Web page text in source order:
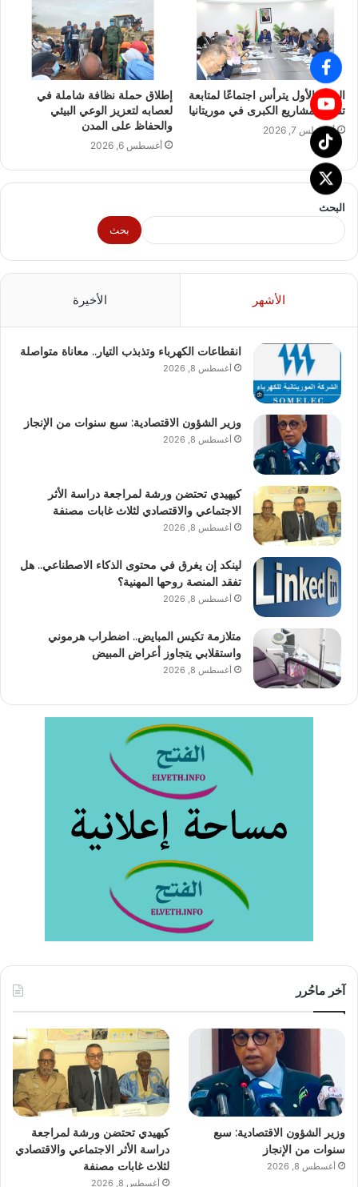
الوزير الأول يترأس اجتماعًا لمتابعة
تنفيذ المشاريع الكبرى في موريتانيا
أغسطس 7, 2026
إطلاق حملة نظافة شاملة في
لعصابه لتعزيز الوعي البيئي
والحفاظ على المدن
أغسطس 6, 2026
البحث
بحث
الأشهر الأخيرة
انقطاعات الكهرباء وتذبذب التيار.. معاناة متواصلة
أغسطس 8, 2026
وزير الشؤون الاقتصادية: سبع سنوات من الإنجاز
أغسطس 8, 2026
كيهيدي تحتضن ورشة لمراجعة دراسة الأثر
الاجتماعي والاقتصادي لثلاث غابات مصنفة
أغسطس 8, 2026
لينكد إن يغرق في محتوى الذكاء الاصطناعي.. هل
تفقد المنصة روحها المهنية؟
أغسطس 8, 2026
متلازمة تكيس المبايض.. اضطراب هرموني
واستقلابي يتجاوز أعراض المبيض
أغسطس 8, 2026
آخر ماحُرر
وزير الشؤون الاقتصادية: سبع
سنوات من الإنجاز
أغسطس 8, 2026
كيهيدي تحتضن ورشة لمراجعة
دراسة الأثر الاجتماعي والاقتصادي
لثلاث غابات مصنفة
أغسطس 8, 2026